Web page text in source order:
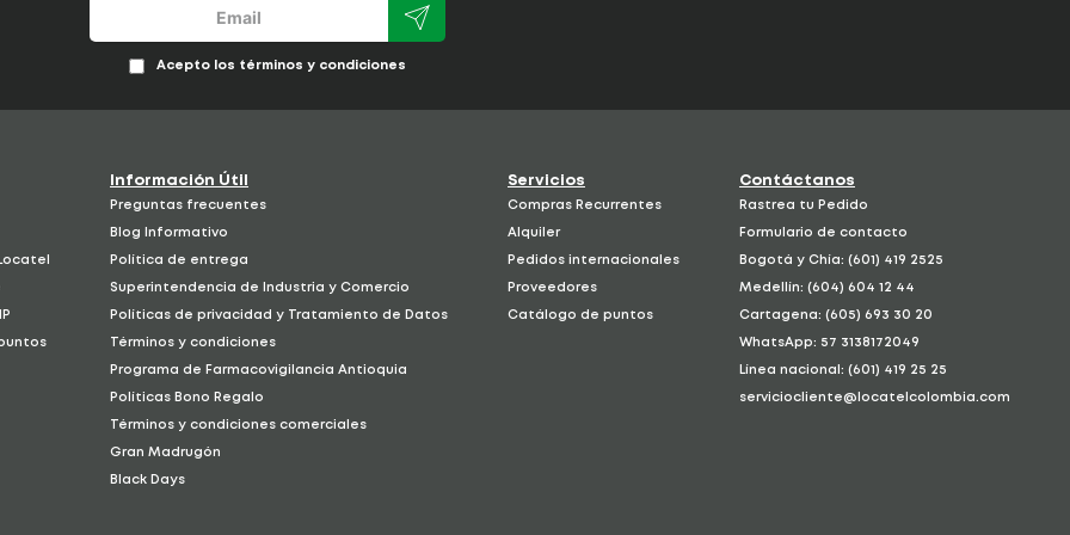
Acepto los términos y condiciones
Información Útil
Preguntas frecuentes
Blog Informativo
Política de entrega
Superintendencia de Industria y Comercio
Políticas de privacidad y Tratamiento de Datos
Términos y condiciones
Programa de Farmacovigilancia Antioquia
Políticas Bono Regalo
Términos y condiciones comerciales
Gran Madrugón
Black Days
Servicios
Compras Recurrentes
Alquiler
Pedidos internacionales
Proveedores
Catálogo de puntos
Contáctanos
Rastrea tu Pedido
Formulario de contacto
Bogotá y Chía: (601) 419 2525
Medellín: (604) 604 12 44
Cartagena: (605) 693 30 20
WhatsApp: 57 3138172049
Línea nacional: (601) 419 25 25
serviciocliente@locatelcolombia.com